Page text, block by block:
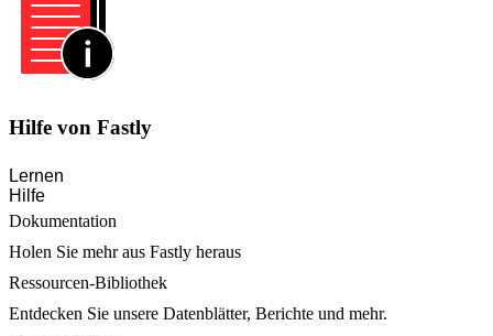
Hilfe von Fastly
Lernen
Hilfe
Dokumentation
Holen Sie mehr aus Fastly heraus
Ressourcen-Bibliothek
Entdecken Sie unsere Datenblätter, Berichte und mehr.